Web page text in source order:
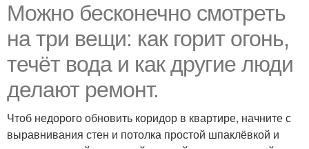
Можно бесконечно смотреть
на три вещи: как горит огонь,
течёт вода и как другие люди
делают ремонт.
Чтоб недорого обновить коридор в квартире, начните с
выравнивания стен и потолка простой шпаклёвкой и